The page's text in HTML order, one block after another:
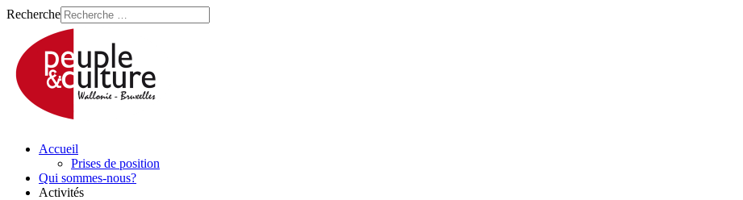
Recherche
Accueil
Prises de position
Qui sommes-nous?
Activités